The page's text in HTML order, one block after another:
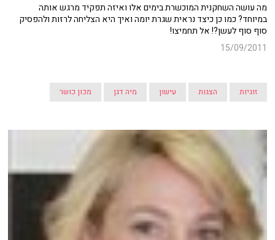
מה עושה השחקנית המוכשרת בימים אלו ואיזה תפקיד מרגש אותה
במיוחד? כמו כן כיצד נראית שגרת יומה ואיך היא הצליחה לרזות ולהפסיק
סוף סוף לעשן?! אל תחמיצו!
15/09/2011
זוגיות הצגות עישון מיה דגן מכון כושר